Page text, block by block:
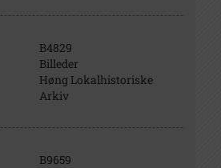
B4829
Billeder
Høng Lokalhistoriske
Arkiv
B9659